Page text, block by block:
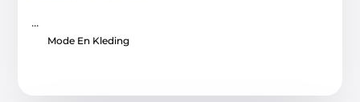
...
Mode En Kleding